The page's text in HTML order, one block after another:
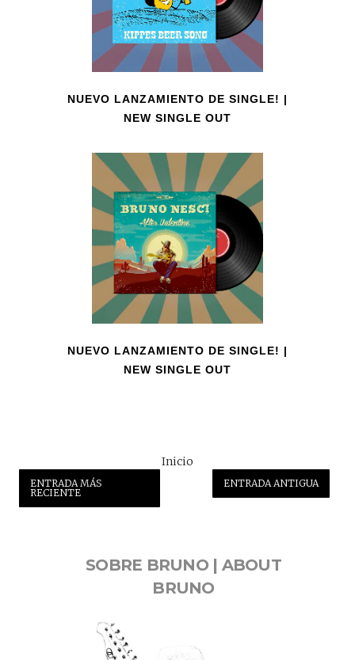
NUEVO LANZAMIENTO DE SINGLE! |
NEW SINGLE OUT
NUEVO LANZAMIENTO DE SINGLE! |
NEW SINGLE OUT
ENTRADA MÁS
RECIENTE
ENTRADA ANTIGUA
Inicio
SOBRE BRUNO | ABOUT
BRUNO